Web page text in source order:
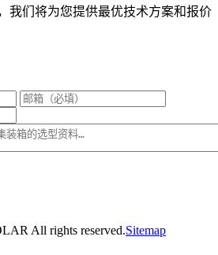
我们将为您提供最优技术方案和报价
All rights reserved.Sitemap